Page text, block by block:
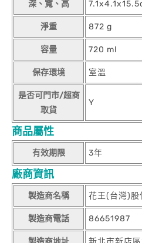
深、寬、高
淨重 872 g
容量 720 ml
保存環境 室溫
是否可門市/超商
取貨
Y
商品屬性
有效期限 3年
廠商資訊
製造商名稱 花王(台灣)股
製造商電話 86651987